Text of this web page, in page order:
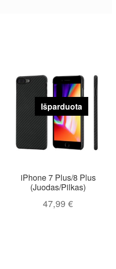
Išparduota
iPhone 7 Plus/8 Plus
(Juodas/Pilkas)
47,99€